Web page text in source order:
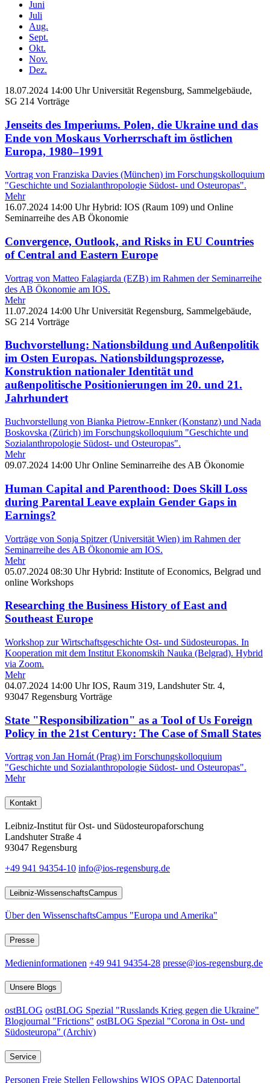
Juni
Juli
Aug.
Sept.
Okt.
Nov.
Dez.
18.07.2024 14:00 Uhr Universität Regensburg, Sammelgebäude,
SG 214 Vorträge
Jenseits des Imperiums. Polen, die Ukraine und das
Ende von Moskaus Vorherrschaft im östlichen
Europa, 1980–1991
Vortrag von Franziska Davies (München) im Forschungskolloquium
"Geschichte und Sozialanthropologie Südost‐ und Osteuropas".
Mehr
16.07.2024 14:00 Uhr Hybrid: IOS (Raum 109) und Online
Seminarreihe des AB Ökonomie
Convergence, Outlook, and Risks in EU Countries
of Central and Eastern Europe
Vortrag von Matteo Falagiarda (EZB) im Rahmen der Seminarreihe
des AB Ökonomie am IOS.
Mehr
11.07.2024 14:00 Uhr Universität Regensburg, Sammelgebäude,
SG 214 Vorträge
Buchvorstellung: Nationsbildung und Außenpolitik
im Osten Europas. Nationsbildungsprozesse,
Konstruktion nationaler Identität und
außenpolitische Positionierungen im 20. und 21.
Jahrhundert
Buchvorstellung von Bianka Pietrow-Ennker (Konstanz) und Nada
Boskovska (Zürich) im Forschungskolloquium "Geschichte und
Sozialanthropologie Südost‐ und Osteuropas".
Mehr
09.07.2024 14:00 Uhr Online Seminarreihe des AB Ökonomie
Human Capital and Parenthood: Does Skill Loss
during Parental Leave explain Gender Gaps in
Earnings?
Vorträge von Sonja Spitzer (Universität Wien) im Rahmen der
Seminarreihe des AB Ökonomie am IOS.
Mehr
05.07.2024 08:30 Uhr Hybrid: Institute of Economics, Belgrad und
online Workshops
Researching the Business History of East and
Southeast Europe
Workshop zur Wirtschaftsgeschichte Ost- und Südosteuropas. In
Kooperation mit dem Institut Ekonomskih Nauka (Belgrad). Hybrid
via Zoom.
Mehr
04.07.2024 14:00 Uhr IOS, Raum 319, Landshuter Str. 4,
93047 Regensburg Vorträge
State "Responsibilization" as a Tool of Us Foreign
Policy in the 21st Century: The Case of Small States
Vortrag von Jan Hornát (Prag) im Forschungskolloquium
"Geschichte und Sozialanthropologie Südost‐ und Osteuropas".
Mehr
Kontakt
Leibniz-Institut für Ost- und Südosteuropaforschung
Landshuter Straße 4
93047 Regensburg
+49 941 94354-10 info@ios-regensburg.de
Leibniz-WissenschaftsCampus
Über den WissenschaftsCampus "Europa und Amerika"
Presse
Medieninformationen +49 941 94354-28 presse@ios-regensburg.de
Unsere Blogs
ostBLOG ostBLOG Spezial "Russlands Krieg gegen die Ukraine"
Blogjournal "Frictions" ostBLOG Spezial "Corona in Ost- und
Südosteuropa" (Archiv)
Service
Personen Freie Stellen Fellowships WIOS OPAC Datenportal